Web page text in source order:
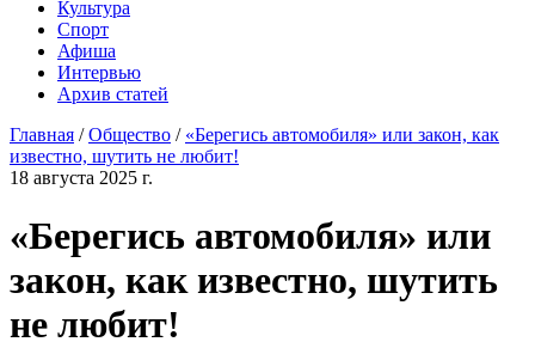
Культура
Спорт
Афиша
Интервью
Архив статей
Главная /Общество / «Берегись автомобиля» или закон, как
известно, шутить не любит!
18 августа 2025 г.
«Берегись автомобиля» или
закон, как известно, шутить
не любит!